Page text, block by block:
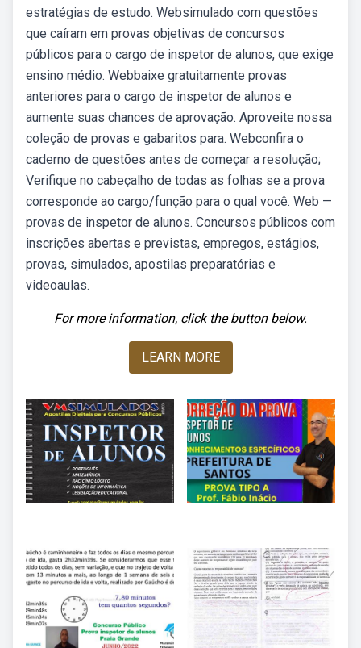
estratégias de estudo. Websimulado com questões
que caíram em provas objetivas de concursos
públicos para o cargo de inspetor de alunos, que exige
ensino médio. Webbaixe gratuitamente provas
anteriores para o cargo de inspetor de alunos e
aumente suas chances de aprovação. Aproveite nossa
coleção de provas e gabaritos para. Webconfira o
caderno de questões antes de começar a resolução;
Verifique no cabeçalho de todas as folhas se a prova
corresponde ao cargo/função para o qual você. Web —
provas de inspetor de alunos. Concursos públicos com
inscrições abertas e previstas, empregos, estágios,
provas, simulados, apostilas preparatórias e
videoaulas.
For more information, click the button below.
LEARN MORE